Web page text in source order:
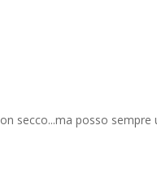
secco...ma posso sempre